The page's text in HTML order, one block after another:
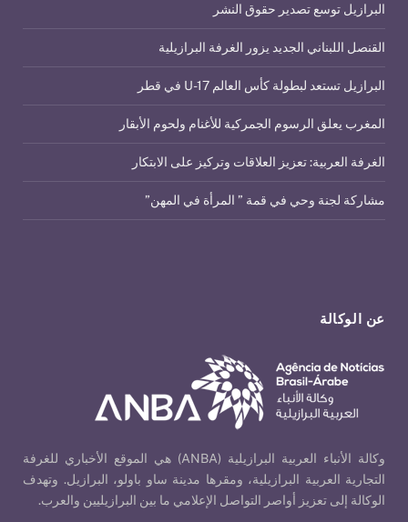
عن الوكالة
وكالة الأنباء العربية البرازيلية (ANBA) هي الموقع الأخباري للغرفة
التجارية العربية البرازيلية، ومقرها مدينة ساو باولو، البرازيل. وتهدف
الوكالة إلى تعزيز أواصر التواصل الإعلامي ما بين البرازيليين والعرب.
البرازيل توسع تصدير حقوق النشر
القنصل اللبناني الجديد يزور الغرفة البرازيلية
البرازيل تستعد لبطولة كأس العالم U-17 في قطر
المغرب يعلق الرسوم الجمركية للأغنام ولحوم الأبقار
الغرفة العربية: تعزيز العلاقات وتركيز على الابتكار
مشاركة لجنة وحي في قمة ” المرأة في المهن”